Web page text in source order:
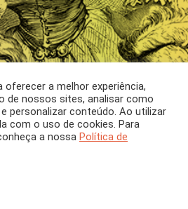
a melhor experiência,
de nossos sites, analisar como
personalizar conteúdo. Ao utilizar
com o uso de cookies. Para
a nossa Política de